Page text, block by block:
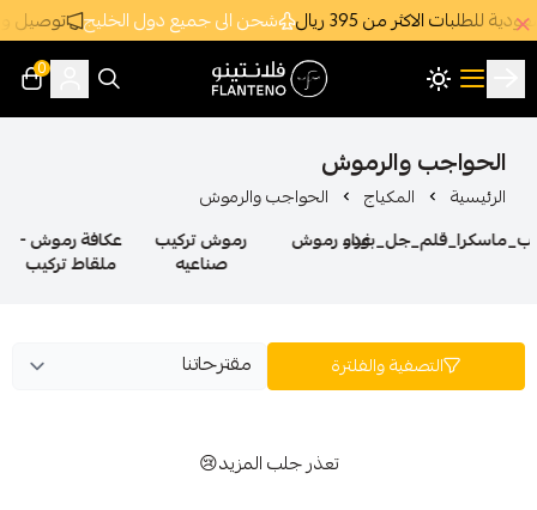
ريال شحن الى جميع دول الخليج توصيل وشحن سريع جداً ومجاني
فلانتينو اكبر صالة عرض اقتصادية بالجملة
الحواجب والرموش
غراء رموش رموش تركيب عكافة رموش -
ملقاط تركيب
تعذر جلب المزيد😢